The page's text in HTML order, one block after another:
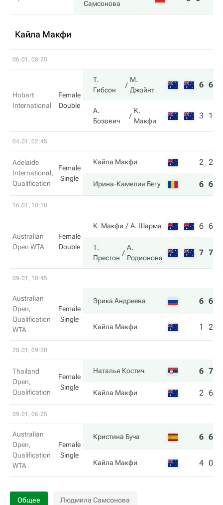
Самсонова
Кайла Макфи
06.01, 08:25
Hobart
International
Female
Double
Т.
Гибсон
М.
Джойнт
6 6
А.
Бозович
К.
Макфи
3 1
04.01, 02:45
Adelaide
International,
Qualification
Female
Single
Кайла Макфи 2 2
Ирина-Камелия Бегу 6 6
16.01, 10:10
Australian
Open WTA
Female
Double
К. Макфи А. Шарма 6 6
Т.
Престон
А.
Родионова
7 7
09.01, 10:45
Australian
Open,
Qualification
WTA
Female
Single
Эрика Андреева 6 6
Кайла Макфи 1 2
28.01, 09:30
Thailand
Open,
Qualification
Female
Single
Наталья Костич 6 7
Кайла Макфи 2 6
09.01, 06:25
Australian
Open,
Qualification
WTA
Female
Single
Кристина Буча 6 6
Кайла Макфи 4 0
Общее Людмила Самсонова